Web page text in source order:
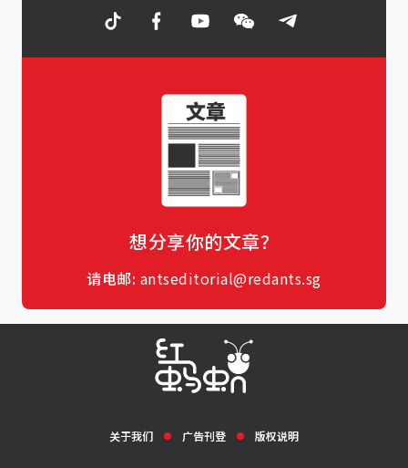
想分享你的文章？
请电邮: antseditorial@redants.sg
关于我们 广告刊登 版权说明